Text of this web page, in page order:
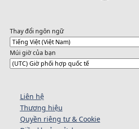
Thay đổi ngôn ngữ
Múi giờ của bạn
Liên hệ
Thương hiệu
Quyền riêng tư & Cookie